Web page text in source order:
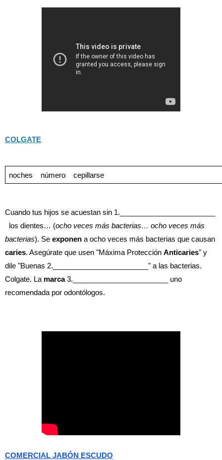
COLGATE
noches número cepillarse
Cuando tus hijos se acuestan sin 1.________________________
los dientes… (ocho veces más bacterias… ocho veces más
bacterias). Se exponen
caries. Asegúrate que usen "Máxima Protección Anticaries" y
dile "Buenas 2.________________________" a las bacterias.
Colgate. La marca 3.________________________ uno
recomendada por odontólogos.
COMERCIAL JABÓN ESCUDO